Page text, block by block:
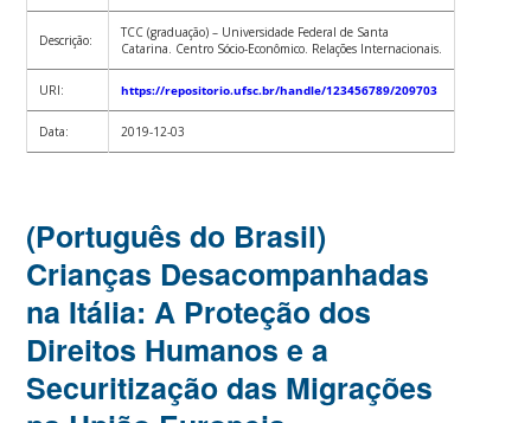
Descrição:
TCC (graduação) – Universidade Federal de Santa
Catarina. Centro Sócio-Econômico. Relações Internacionais.
URI: https://repositorio.ufsc.br/handle/123456789/209703
Data: 2019-12-03
(Português do Brasil)
Crianças Desacompanhadas
na Itália: A Proteção dos
Direitos Humanos e a
Securitização das Migrações